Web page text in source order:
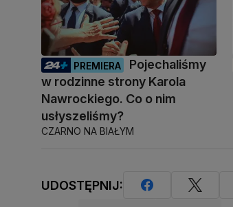
PREMIERA
Pojechaliśmy
w rodzinne strony Karola
Nawrockiego. Co o nim
usłyszeliśmy?
CZARNO NA BIAŁYM
UDOSTĘPNIJ: